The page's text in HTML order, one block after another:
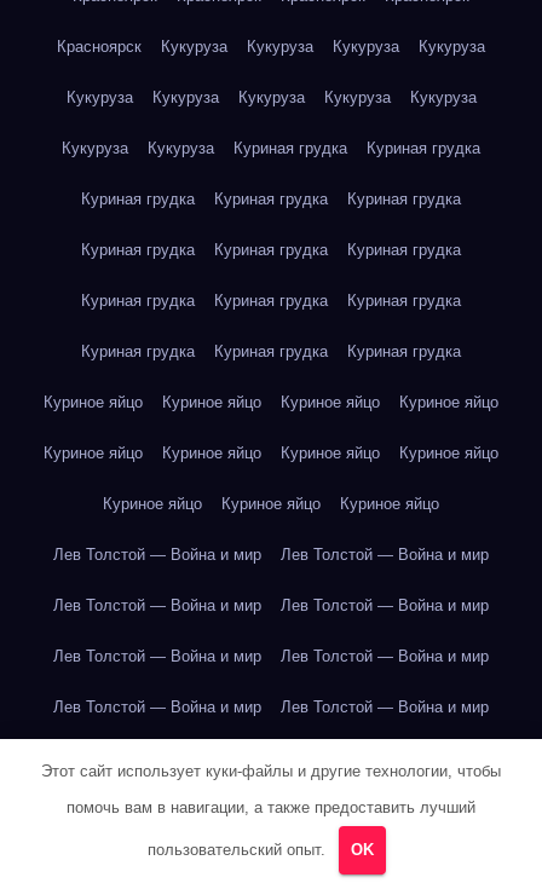
Красноярск Кукуруза Кукуруза Кукуруза Кукуруза
Кукуруза Кукуруза Кукуруза Кукуруза Кукуруза
Кукуруза Кукуруза Куриная грудка Куриная грудка
Куриная грудка Куриная грудка Куриная грудка
Куриная грудка Куриная грудка Куриная грудка
Куриная грудка Куриная грудка Куриная грудка
Куриная грудка Куриная грудка Куриная грудка
Куриное яйцо Куриное яйцо Куриное яйцо Куриное яйцо
Куриное яйцо Куриное яйцо Куриное яйцо Куриное яйцо
Куриное яйцо Куриное яйцо Куриное яйцо
Лев Толстой — Война и мир Лев Толстой — Война и мир
Лев Толстой — Война и мир Лев Толстой — Война и мир
Лев Толстой — Война и мир Лев Толстой — Война и мир
Лев Толстой — Война и мир Лев Толстой — Война и мир
Лев Толстой — Война и мир Лев Толстой — Война и мир
Лев Толстой — Война и мир Лев Толстой — Война и мир
Этот сайт использует куки-файлы и другие технологии, чтобы
помочь вам в навигации, а также предоставить лучший
пользовательский опыт. OK